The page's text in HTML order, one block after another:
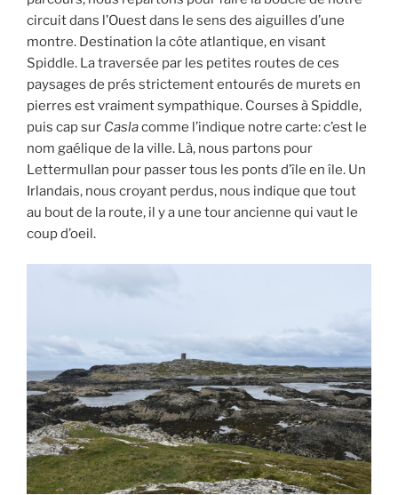
circuit dans l’Ouest dans le sens des aiguilles d’une
montre. Destination la côte atlantique, en visant
Spiddle. La traversée par les petites routes de ces
paysages de prés strictement entourés de murets en
pierres est vraiment sympathique. Courses à Spiddle,
puis cap sur Caslacomme l’indique notre carte: c’est le
nom gaélique de la ville. Là, nous partons pour
Lettermullan pour passer tous les ponts d’île en île. Un
Irlandais, nous croyant perdus, nous indique que tout
au bout de la route, il y a une tour ancienne qui vaut le
coup d’oeil.